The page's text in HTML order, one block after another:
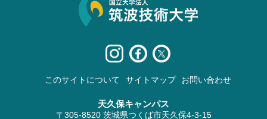
このサイトについて サイトマップ お問い合わせ
天久保キャンパス
〒305-8520 茨城県つくば市天久保4-3-15